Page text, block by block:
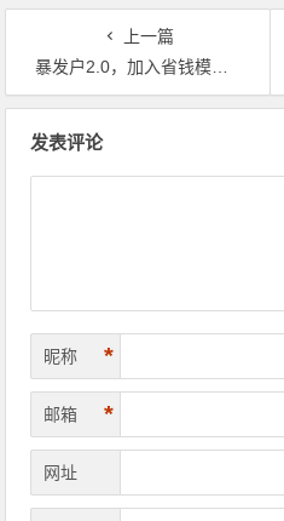
上一篇
️️ 暴发户2.0，加入省钱模式发包
发表评论
昵称 *
邮箱 *
网址